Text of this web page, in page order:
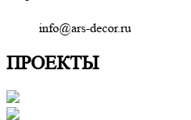
info@ars-decor.ru
ПРОЕКТЫ